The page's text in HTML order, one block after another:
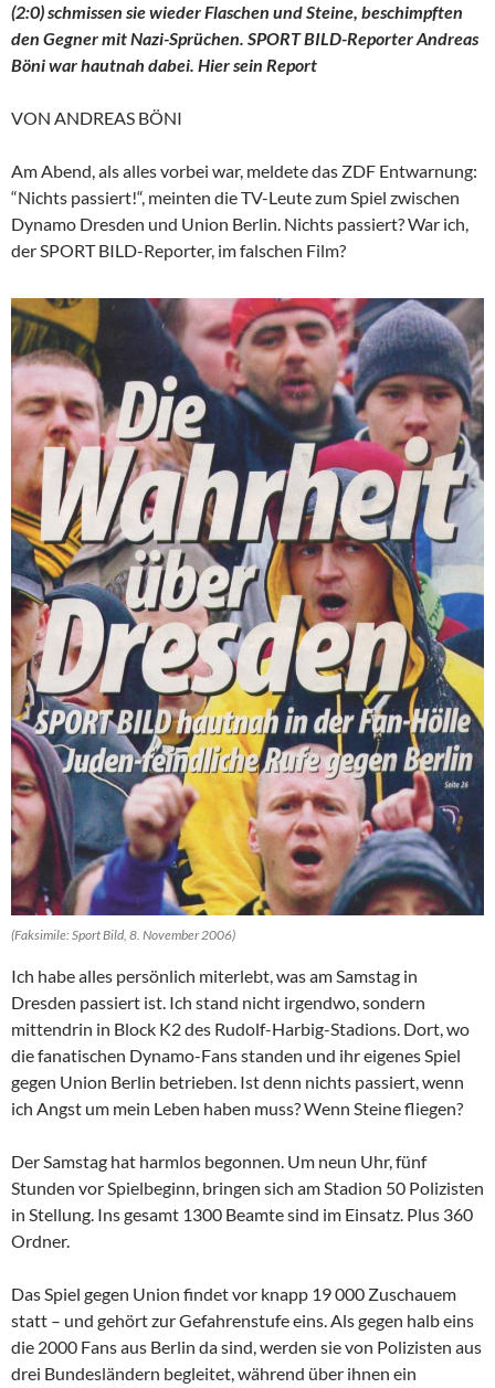
(2:0) schmissen sie wieder Flaschen und Steine, beschimpften
den Gegner mit Nazi-Sprüchen. SPORT BILD-Reporter Andreas
Böni war hautnah dabei. Hier sein Report
VON ANDREAS BÖNI
Am Abend, als alles vorbei war, meldete das ZDF Entwarnung:
“Nichts passiert!“, meinten die TV-Leute zum Spiel zwischen
Dynamo Dresden und Union Berlin. Nichts passiert? War ich,
der SPORT BILD-Reporter, im falschen Film?
(Faksimile: Sport Bild, 8. November 2006)
Ich habe alles persönlich miterlebt, was am Samstag in
Dresden passiert ist. Ich stand nicht irgendwo, sondern
mittendrin in Block K2 des Rudolf-Harbig-Stadions. Dort, wo
die fanatischen Dynamo-Fans standen und ihr eigenes Spiel
gegen Union Berlin betrieben. Ist denn nichts passiert, wenn
ich Angst um mein Leben haben muss? Wenn Steine fliegen?
Der Samstag hat harmlos begonnen. Um neun Uhr, fünf
Stunden vor Spielbeginn, bringen sich am Stadion 50 Polizisten
in Stellung. Ins gesamt 1300 Beamte sind im Einsatz. Plus 360
Ordner.
Das Spiel gegen Union findet vor knapp 19 000 Zuschauem
statt – und gehört zur Gefahrenstufe eins. Als gegen halb eins
die 2000 Fans aus Berlin da sind, werden sie von Polizisten aus
drei Bundesländern begleitet, während über ihnen ein